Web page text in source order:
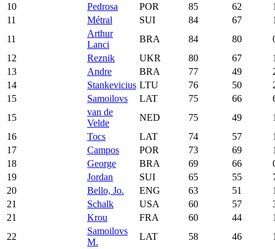
10
Pedrosa POR 85 62
11
Métral SUI 84 67
11
Arthur
Lanci
BRA 84 80
12
Reznik UKR 80 67
13
Andre BRA 77 49
14
Stankevicius LTU 76 50
15
Samoilovs LAT 75 66
15
van de
Velde
NED 75 49
16
Tocs LAT 74 57
17
Campos POR 73 69
18
George BRA 69 66
19
Jordan SUI 65 55
20
Bello, Jo. ENG 63 51
21
Schalk USA 60 57
21
Krou FRA 60 44
22
Samoilovs
M.
LAT 58 46